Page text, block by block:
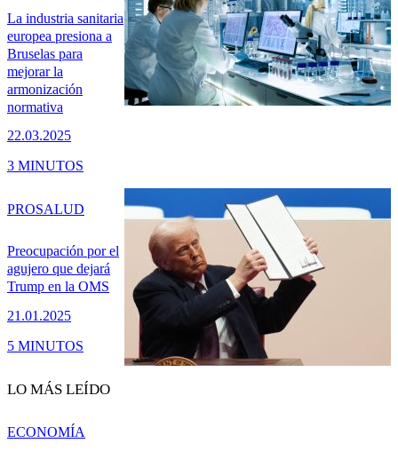
La industria sanitaria
europea presiona a
Bruselas para
mejorar la
armonización
normativa
22.03.2025
3 MINUTOS
Preocupación por el
agujero que dejará
Trump en la OMS
21.01.2025
PROSALUD
5 MINUTOS
LO MÁS LEÍDO
ECONOMÍA